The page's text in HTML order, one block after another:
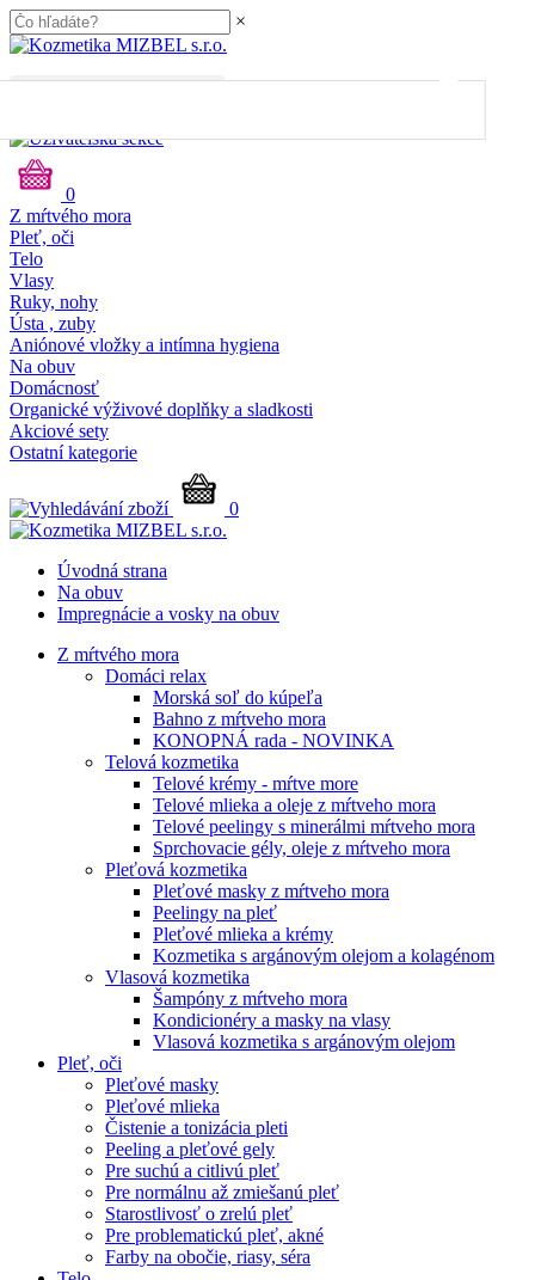
×
0
Z mŕtvého mora
Pleť, oči
Telo
Vlasy
Ruky, nohy
Ústa , zuby
Aniónové vložky a intímna hygiena
Na obuv
Domácnosť
Organické výživové doplňky a sladkosti
Akciové sety
Ostatní kategorie
0
Úvodná strana
Na obuv
Impregnácie a vosky na obuv
Z mŕtvého mora
Domáci relax
Morská soľ do kúpeľa
Bahno z mŕtveho mora
KONOPNÁ rada - NOVINKA
Telová kozmetika
Telové krémy - mŕtve more
Telové mlieka a oleje z mŕtveho mora
Telové peelingy s minerálmi mŕtveho mora
Sprchovacie gély, oleje z mŕtveho mora
Pleťová kozmetika
Pleťové masky z mŕtveho mora
Peelingy na pleť
Pleťové mlieka a krémy
Kozmetika s argánovým olejom a kolagénom
Vlasová kozmetika
Šampóny z mŕtveho mora
Kondicionéry a masky na vlasy
Vlasová kozmetika s argánovým olejom
Pleť, oči
Pleťové masky
Pleťové mlieka
Čistenie a tonizácia pleti
Peeling a pleťové gely
Pre suchú a citlivú pleť
Pre normálnu až zmiešanú pleť
Starostlivosť o zrelú pleť
Pre problematickú pleť, akné
Farby na obočie, riasy, séra